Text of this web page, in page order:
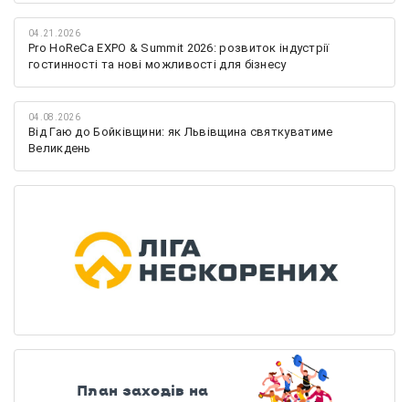
04.21.2026
Pro HoReCa EXPO & Summit 2026: розвиток індустрії
гостинності та нові можливості для бізнесу
04.08.2026
Від Гаю до Бойківщини: як Львівщина святкуватиме
Великдень
План заходів на